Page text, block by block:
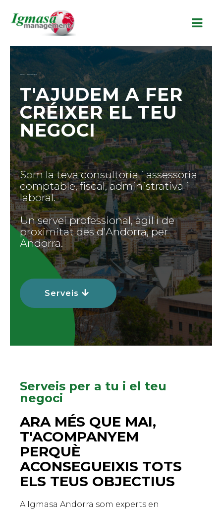
Consultoria i Assessoria a Andorra
T'AJUDEM A FER
CRÉIXER EL TEU
NEGOCI
Som la teva consultoria i assessoria
comptable, fiscal, administrativa i
laboral.
Un servei professional, àgil i de
proximitat des d'Andorra, per
Andorra.
Serveis
Serveis per a tu i el teu
negoci
ARA MÉS QUE MAI,
T'ACOMPANYEM
PERQUÈ
ACONSEGUEIXIS TOTS
ELS TEUS OBJECTIUS
A Igmasa Andorra som experts en